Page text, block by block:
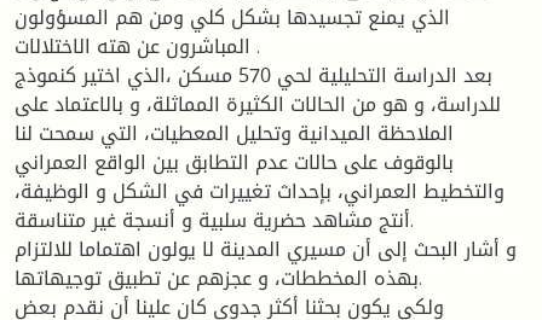
الذي يمنع تجسيدها بشكل كلي ومن هم المسؤولون
المباشرون عن هته الاختلالات .
بعد الدراسة التحليلية لحي 570 مسكن ،الذي اختير كنموذج
للدراسة، و هو من الحالات الكثيرة المماثلة، و بالاعتماد على
الملاحظة الميدانية وتحليل المعطيات، التي سمحت لنا
بالوقوف على حالات عدم التطابق بين الواقع العمراني
والتخطيط العمراني، بإحداث تغييرات في الشكل و الوظيفة،
أنتج مشاهد حضرية سلبية و أنسجة غير متناسقة.
و أشار البحث إلى أن مسيري المدينة لا يولون اهتماما للالتزام
بهذه المخططات، و عجزهم عن تطبيق توجيهاتها.
ولكي يكون بحثنا أكثر جدوى كان علينا أن نقدم بعض